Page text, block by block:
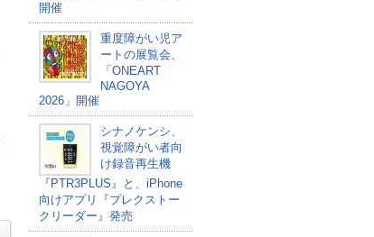
開催
重度障がい児ア
ートの展覧会、
「ONEART
NAGOYA
2026」開催
シナノケンシ、
視覚障がい者向
け録音再生機
『PTR3PLUS』と、iPhone
向けアプリ『プレクストー
クリーダー』発売